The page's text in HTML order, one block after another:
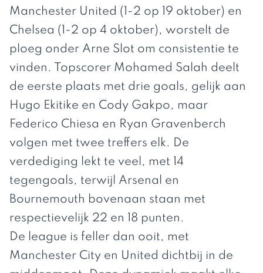
Manchester United (1-2 op 19 oktober) en
Chelsea (1-2 op 4 oktober), worstelt de
ploeg onder Arne Slot om consistentie te
vinden. Topscorer Mohamed Salah deelt
de eerste plaats met drie goals, gelijk aan
Hugo Ekitike en Cody Gakpo, maar
Federico Chiesa en Ryan Gravenberch
volgen met twee treffers elk. De
verdediging lekt te veel, met 14
tegengoals, terwijl Arsenal en
Bournemouth bovenaan staan met
respectievelijk 22 en 18 punten.
De league is feller dan ooit, met
Manchester City en United dichtbij in de